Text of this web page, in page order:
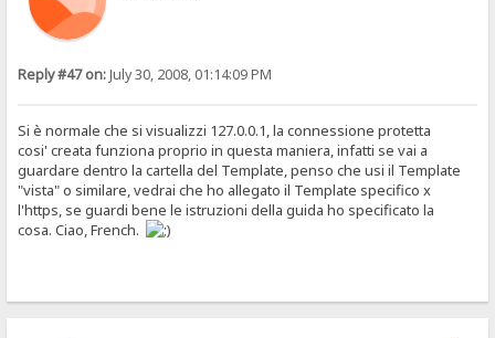
Reply #47 on:July 30, 2008, 01:14:09 PM
Si è normale che si visualizzi 127.0.0.1, la connessione protetta
cosi' creata funziona proprio in questa maniera, infatti se vai a
guardare dentro la cartella del Template, penso che usi il Template
"vista" o similare, vedrai che ho allegato il Template specifico x
l'https, se guardi bene le istruzioni della guida ho specificato la
cosa. Ciao, French.